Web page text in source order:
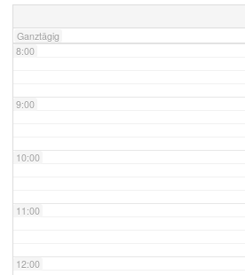
Ganztägig
8:00
9:00
10:00
11:00
12:00